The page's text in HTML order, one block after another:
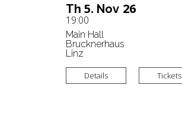
Th 5. Nov 26
19:00
Main Hall
Brucknerhaus
Linz
Details Tickets